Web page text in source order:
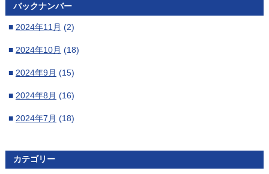
バックナンバー
■ 2024年11月 (2)
■ 2024年10月 (18)
■ 2024年9月 (15)
■ 2024年8月 (16)
■ 2024年7月 (18)
■2024年5月
カテゴリー